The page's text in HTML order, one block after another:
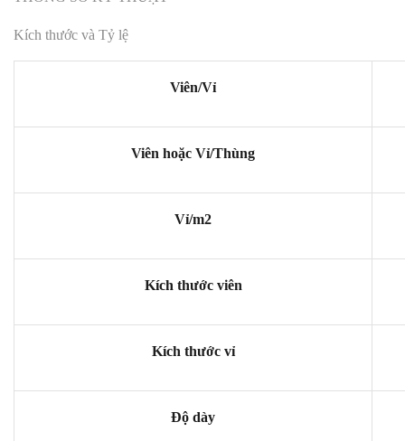
Kích thước và Tỷ lệ
Viên/Vỉ
Viên hoặc Vỉ/Thùng
Vỉ/m2
Kích thước viên
Kích thước vỉ
Độ dày